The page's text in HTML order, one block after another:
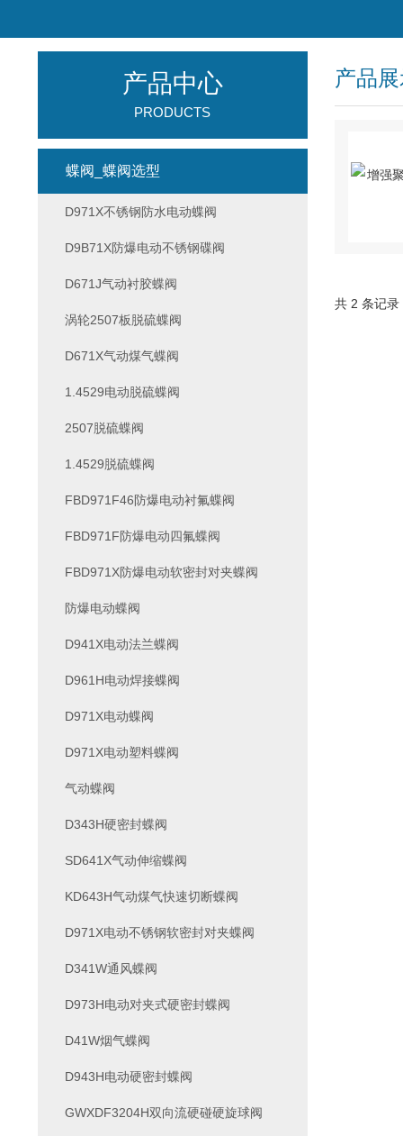
产品
共 2 条记
产品中心
PRODUCTS
蝶阀_蝶阀选型
D971X不锈钢防水电动蝶阀
D9B71X防爆电动不锈钢碟阀
D671J气动衬胶蝶阀
涡轮2507板脱硫蝶阀
D671X气动煤气蝶阀
1.4529电动脱硫蝶阀
2507脱硫蝶阀
1.4529脱硫蝶阀
FBD971F46防爆电动衬氟蝶阀
FBD971F防爆电动四氟蝶阀
FBD971X防爆电动软密封对夹蝶阀
防爆电动蝶阀
D941X电动法兰蝶阀
D961H电动焊接蝶阀
D971X电动蝶阀
D971X电动塑料蝶阀
气动蝶阀
D343H硬密封蝶阀
SD641X气动伸缩蝶阀
KD643H气动煤气快速切断蝶阀
D971X电动不锈钢软密封对夹蝶阀
D341W通风蝶阀
D973H电动对夹式硬密封蝶阀
D41W烟气蝶阀
D943H电动硬密封蝶阀
GWXDF3204H双向流硬碰硬旋球阀